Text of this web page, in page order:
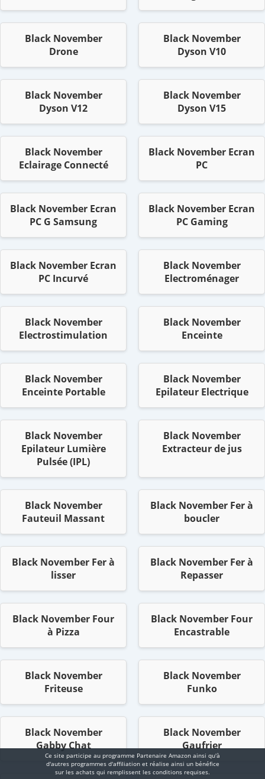
Black November
Drone
Black November
Dyson V10
Black November
Dyson V12
Black November
Dyson V15
Black November
Eclairage Connecté
Black November Ecran
PC
Black November Ecran
PC G Samsung
Black November Ecran
PC Gaming
Black November Ecran
PC Incurvé
Black November
Electroménager
Black November
Electrostimulation
Black November
Enceinte
Black November
Enceinte Portable
Black November
Epilateur Electrique
Black November
Epilateur Lumière
Pulsée (IPL)
Black November
Extracteur de jus
Black November
Fauteuil Massant
Black November Fer à
boucler
Black November Fer à
lisser
Black November Fer à
Repasser
Black November Four
à Pizza
Black November Four
Encastrable
Black November
Friteuse
Black November
Funko
Black November
Gabby Chat
Black November
Gaufrier
Ce site participe au programme Partenaire Αmazοn ainsi qu'à
d'autres programmes d'affiliation et réalise ainsi un bénéfice
sur les achats qui remplissent les conditions requises.